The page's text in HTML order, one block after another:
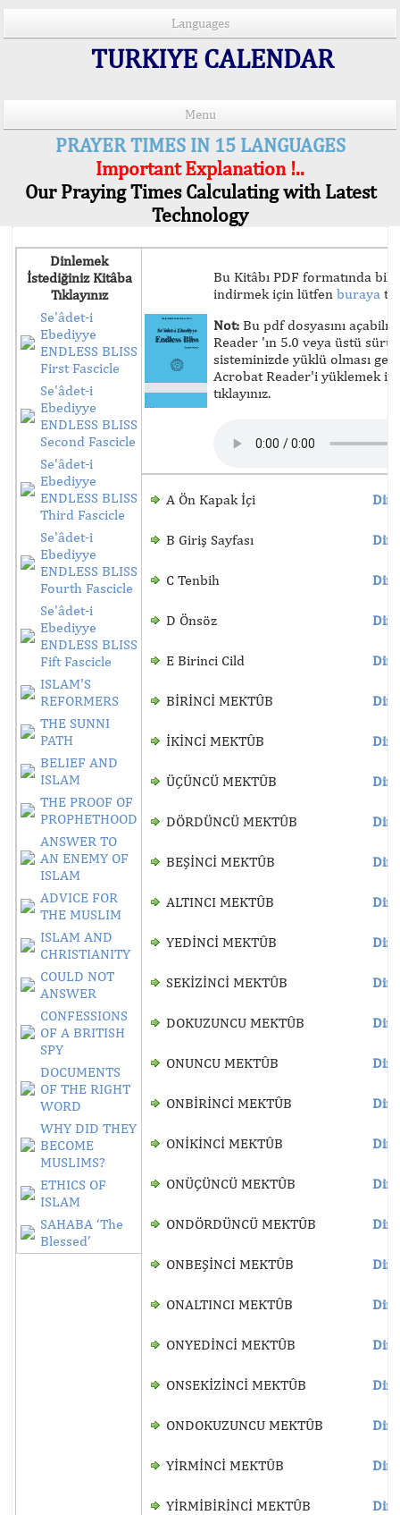
Languages
TURKIYE CALENDAR
Menu
PRAYER TIMES IN 15 LANGUAGES
Important Explanation !..
Our Praying Times Calculating with Latest
Technology
Dinlemek
İstediğiniz Kitâba
Tıklayınız
Se'âdet-i
Ebediyye
ENDLESS BLISS
First Fascicle
Se'âdet-i
Ebediyye
ENDLESS BLISS
Second Fascicle
Se'âdet-i
Ebediyye
ENDLESS BLISS
Third Fascicle
Se'âdet-i
Ebediyye
ENDLESS BLISS
Fourth Fascicle
Se'âdet-i
Ebediyye
ENDLESS BLISS
Fift Fascicle
ISLAM'S
REFORMERS
THE SUNNI
PATH
BELIEF AND
ISLAM
THE PROOF OF
PROPHETHOOD
ANSWER TO
AN ENEMY OF
ISLAM
ADVICE FOR
THE MUSLIM
ISLAM AND
CHRISTIANITY
COULD NOT
ANSWER
CONFESSIONS
OF A BRITISH
SPY
DOCUMENTS
OF THE RIGHT
WORD
WHY DID THEY
BECOME
MUSLIMS?
ETHICS OF
ISLAM
SAHABA ‘The
Blessed’
Bu Kitâbı PDF formatında
indirmek için lütfen buraya
Not: Bu pdf dosyasını
Reader 'ın 5.0 veya üstü
sisteminizde yüklü olması
Acrobat Reader'i yüklemek
tıklayınız.
A Ön Kapak İçi
B Giriş Sayfası
C Tenbih
D Önsöz
E Birinci Cild
BİRİNCİ MEKTÛB
İKİNCİ MEKTÛB
ÜÇÜNCÜ MEKTÛB
DÖRDÜNCÜ MEKTÛB
BEŞİNCİ MEKTÛB
ALTINCI MEKTÛB
YEDİNCİ MEKTÛB
SEKİZİNCİ MEKTÛB
DOKUZUNCU MEKTÛB
ONUNCU MEKTÛB
ONBİRİNCİ MEKTÛB
ONİKİNCİ MEKTÛB
ONÜÇÜNCÜ MEKTÛB
ONDÖRDÜNCÜ MEKTÛB
ONBEŞİNCİ MEKTÛB
ONALTINCI MEKTÛB
ONYEDİNCİ MEKTÛB
ONSEKİZİNCİ MEKTÛB
ONDOKUZUNCU MEKTÛB
YİRMİNCİ MEKTÛB
YİRMİBİRİNCİ MEKTÛB